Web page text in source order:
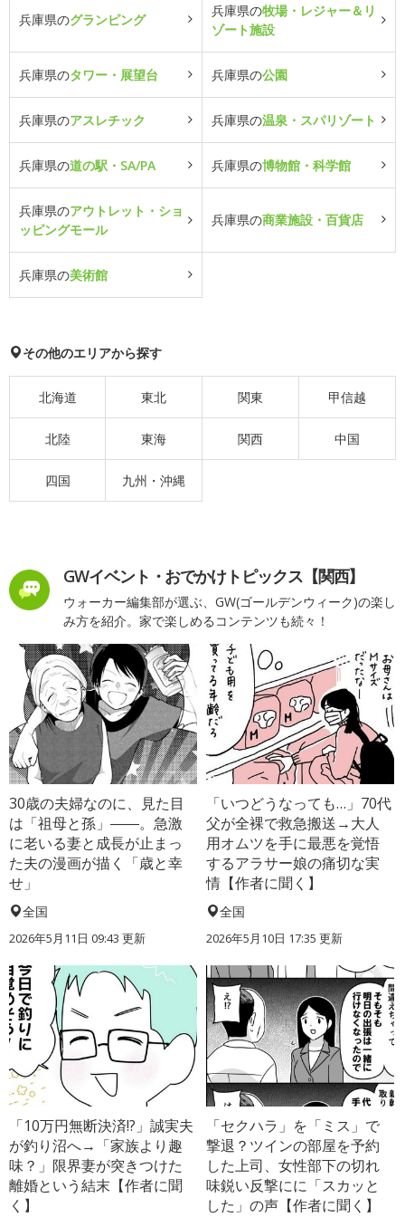
兵庫県のグランピング
兵庫県の牧場・レジャー＆リ
ゾート施設
兵庫県のタワー・展望台 兵庫県の公園
兵庫県のアスレチック 兵庫県の温泉・スパリゾート
兵庫県の道の駅・SA/PA 兵庫県の博物館・科学館
兵庫県のアウトレット・ショ
ッピングモール
兵庫県の商業施設・百貨店
兵庫県の美術館
その他のエリアから探す
北海道 東北 関東 甲信越
北陸 東海 関西 中国
四国 九州・沖縄
GWイベント・おでかけトピックス【関西】
ウォーカー編集部が選ぶ、GW(ゴールデンウィーク)の楽し
み方を紹介。家で楽しめるコンテンツも続々！
30歳の夫婦なのに、見た目
は「祖母と孫」――。急激
に老いる妻と成長が止まっ
た夫の漫画が描く「歳と幸
せ」
全国
2026年5月11日 09:43 更新
「いつどうなっても…」70代
父が全裸で救急搬送→大人
用オムツを手に最悪を覚悟
するアラサー娘の痛切な実
情【作者に聞く】
全国
2026年5月10日 17:35 更新
「10万円無断決済!?」誠実夫
が釣り沼へ→「家族より趣
味？」限界妻が突きつけた
離婚という結末【作者に聞
く】
「セクハラ」を「ミス」で
撃退？ツインの部屋を予約
した上司、女性部下の切れ
味鋭い反撃にに「スカッと
した」の声【作者に聞く】